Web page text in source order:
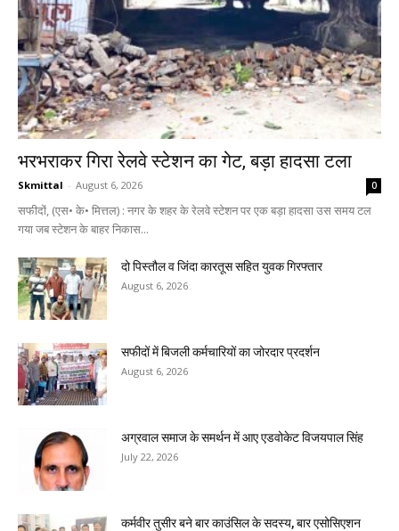
भरभराकर गिरा रेलवे स्टेशन का गेट, बड़ा हादसा टला
Skmittal - August 6, 2026 0
सफीदों, (एस• के• मित्तल) : नगर के शहर के रेलवे स्टेशन पर एक बड़ा हादसा उस समय टल
गया जब स्टेशन के बाहर निकास...
दो पिस्तौल व जिंदा कारतूस सहित युवक गिरफ्तार
August 6, 2026
सफीदों में बिजली कर्मचारियों का जोरदार प्रदर्शन
August 6, 2026
अग्रवाल समाज के समर्थन में आए एडवोकेट विजयपाल सिंह
July 22, 2026
कर्मवीर तुसीर बने बार काउंसिल के सदस्य, बार एसोसिएशन